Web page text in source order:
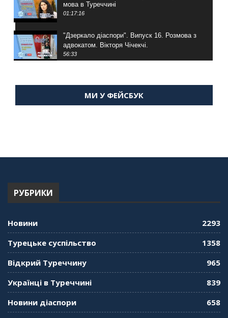
мова в Туреччині
01:17:16
"Дзеркало діаспори". Випуск 16. Розмова з
адвокатом. Вікторя Чічекчі.
56:33
Мухарський про життя в Туреччині
"Дзеркало діаспори". Випуск 13. МУШ в
"Дзеркало діаспори". Випуск 11. Олександр
"Дзеркало діаспори". Випуск 10. Тонкощі та
МИ У ФЕЙСБУК
РУБРИКИ
Новини
2293
Турецьке суспільство
1358
Відкрий Туреччину
965
Українці в Туреччині
839
Новини діаспори
658